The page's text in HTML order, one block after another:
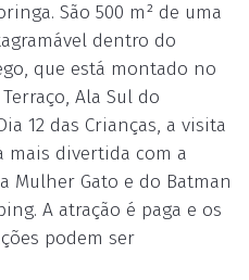
São 500 m² de uma
dentro do
que está montado no
Ala Sul do
12 das Crianças, a visita
mais divertida com a
Mulher Gato e do Batman
A atração é paga e os
podem ser